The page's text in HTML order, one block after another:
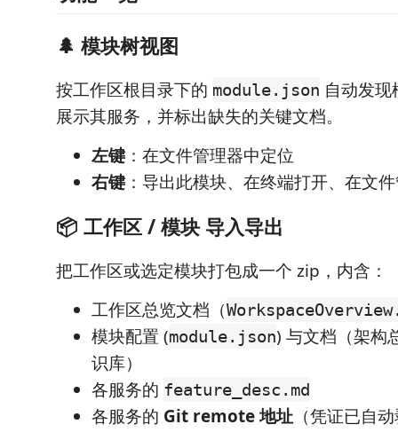
🌲 模块树视图
按工作区根目录下的 module.json 自动发
展示其服务，并标出缺失的关键文档。
左键：在文件管理器中定位
右键：导出此模块、在终端打开、在文
📦 工作区 / 模块 导入导出
把工作区或选定模块打包成一个 zip，内含：
工作区总览文档（
模块配置 (module.json) 与文档（架构
识库）
各服务的 feature_desc.md
各服务的 Git remote 地址 （凭证已自